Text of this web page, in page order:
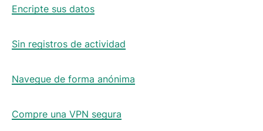
Encripte sus datos
Sin registros de actividad
Navegue de forma anónima
Compre una VPN segura